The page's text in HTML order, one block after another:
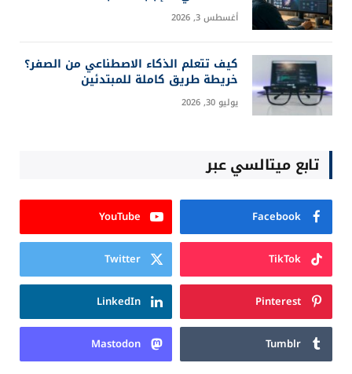
أفضل كروت الشاشة لتشغيل الذكاء الاصطناعي
محليًا 2026
يوليو 20, 2026
Subscribe